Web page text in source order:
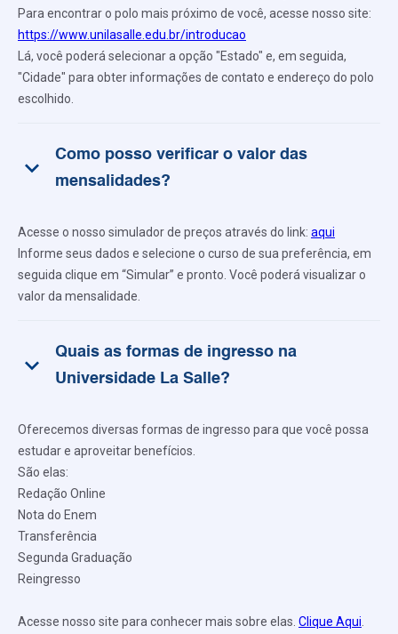
Para encontrar o polo mais próximo de você, acesse nosso site:
https://www.unilasalle.edu.br/introducao
Lá, você poderá selecionar a opção "Estado" e, em seguida,
"Cidade" para obter informações de contato e endereço do polo
escolhido.
keyboard_arrow_down
Como posso verificar o valor das
mensalidades?
Acesse o nosso simulador de preços através do link: aqui
Informe seus dados e selecione o curso de sua preferência, em
seguida clique em “Simular” e pronto. Você poderá visualizar o
valor da mensalidade.
keyboard_arrow_down
Quais as formas de ingresso na
Universidade La Salle?
Oferecemos diversas formas de ingresso para que você possa
estudar e aproveitar benefícios.
São elas:
Redação Online
Nota do Enem
Transferência
Segunda Graduação
Reingresso
Acesse nosso site para conhecer mais sobre elas. Clique Aqui